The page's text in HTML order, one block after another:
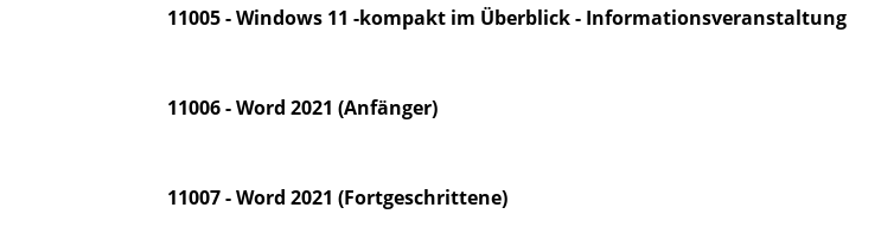
11005 - Windows 11 -kompakt im Überblick - Informationsveranstaltung
11006 - Word 2021 (Anfänger)
11007 - Word 2021 (Fortgeschrittene)